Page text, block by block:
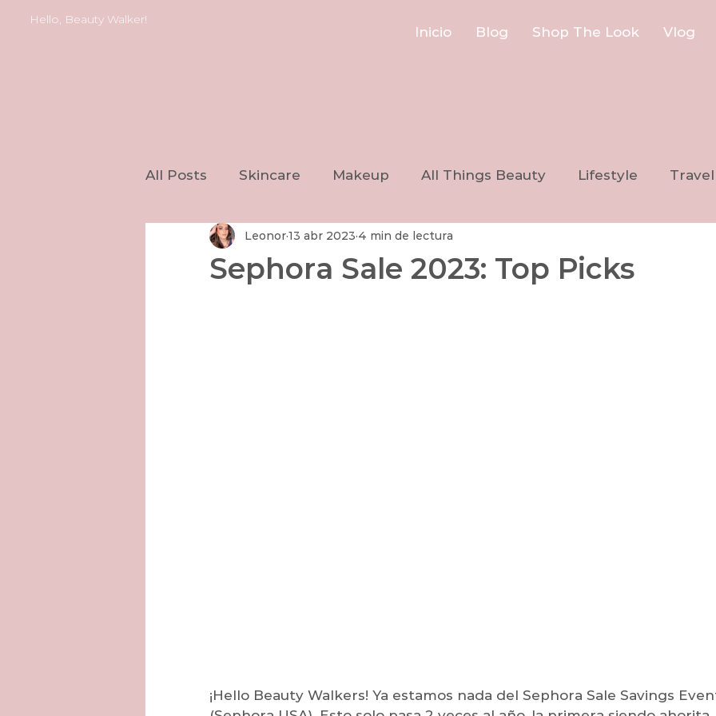
Hello, Beauty Walker!
Inicio Blog Shop The Look Vlog
All Posts Skincare Makeup All Things Beauty Lifestyle Travel
Sephora Sale 2023: Top Picks
Leonor13 abr 2023 4 min de lectura
¡Hello Beauty Walkers! Ya estamos nada del Sephora Sale Savings